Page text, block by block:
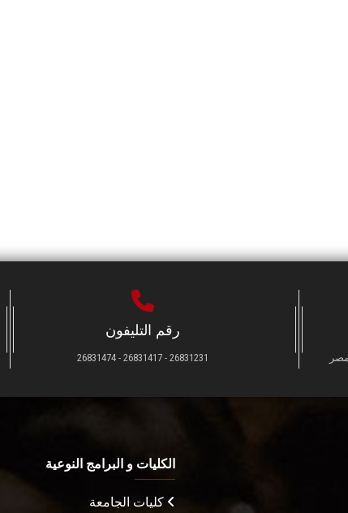
رقم التليفون
26831231 - 26831417 - 26831474
الكليات و البرامج النوعية
كليات الجامعة